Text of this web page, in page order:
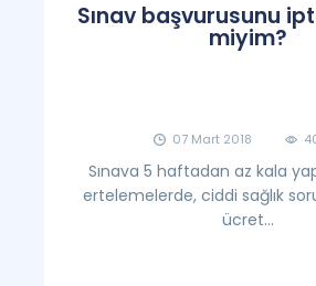
Sınav başvurusunu
miyim?
07 Mart 2018
Sınava 5 haftadan az kala
ertelemelerde, ciddi sağlık
ücret...